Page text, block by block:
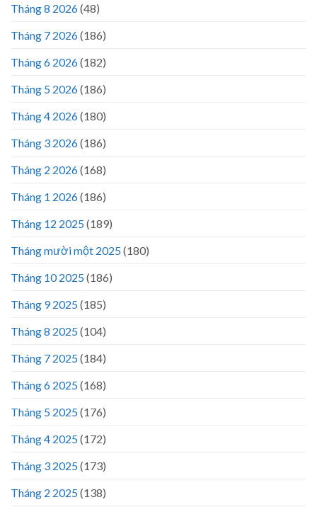
Tháng 8 2026(48)
Tháng 7 2026(186)
Tháng 6 2026(182)
Tháng 5 2026(186)
Tháng 4 2026(180)
Tháng 3 2026(186)
Tháng 2 2026(168)
Tháng 1 2026(186)
Tháng 12 2025(189)
Tháng mười một 2025(180)
Tháng 10 2025(186)
Tháng 9 2025(185)
Tháng 8 2025(104)
Tháng 7 2025(184)
Tháng 6 2025(168)
Tháng 5 2025(176)
Tháng 4 2025(172)
Tháng 3 2025(173)
Tháng 2 2025(138)